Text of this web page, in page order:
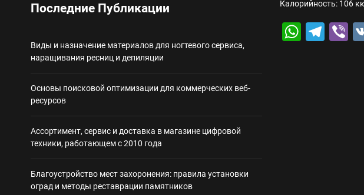
Ассортимент, сервис и доставка в
Некастодиальный криптокошелек: принципы
Калорийность: 106
Последние Публикации
Виды и назначение материалов для ногтевого сервиса,
наращивания ресниц и депиляции
Основы поисковой оптимизации для коммерческих веб-
ресурсов
Ассортимент, сервис и доставка в магазине цифровой
техники, работающем с 2010 года
Благоустройство мест захоронения: правила установки
оград и методы реставрации памятников